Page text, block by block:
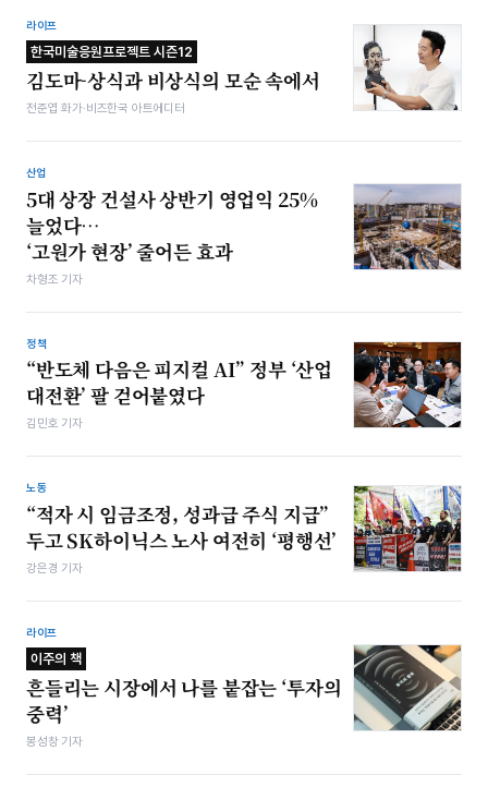
라이프
한국미술응원프로젝트 시즌12
김도마-상식과 비상식의 모순 속에서
전준엽 화가·비즈한국 아트에디터
산업
5대 상장 건설사 상반기 영업익 25%
늘었다…
‘고원가 현장’ 줄어든 효과
차형조 기자
정책
“반도체 다음은 피지컬 AI” 정부 ‘산업
대전환’ 팔 걷어붙였다
김민호 기자
노동
“적자 시 임금조정, 성과급 주식 지급”
두고 SK하이닉스 노사 여전히 ‘평행선’
강은경 기자
라이프
이주의 책
흔들리는 시장에서 나를 붙잡는 ‘투자의
중력’
봉성창 기자